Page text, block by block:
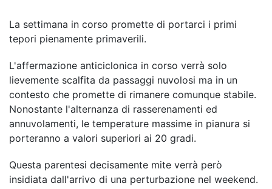
La settimana in corso promette di portarci i primi
tepori pienamente primaverili.
L'affermazione anticiclonica in corso verrà solo
lievemente scalfita da passaggi nuvolosi ma in un
contesto che promette di rimanere comunque stabile.
Nonostante l'alternanza di rasserenamenti ed
annuvolamenti, le temperature massime in pianura si
porteranno a valori superiori ai 20 gradi.
Questa parentesi decisamente mite verrà però
insidiata dall'arrivo di una perturbazione nel weekend.